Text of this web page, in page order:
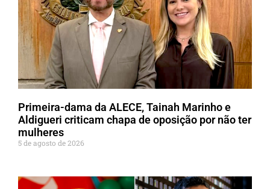
Primeira-dama da ALECE, Tainah Marinho e
Aldigueri criticam chapa de oposição por não ter
mulheres
5 de agosto de 2026